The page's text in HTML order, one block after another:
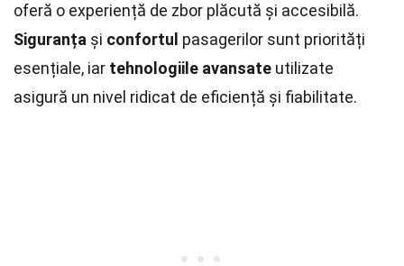
oferă o experiență de zbor plăcută și accesibilă.
Siguranța și confortul pasagerilor sunt priorități
esențiale, iar tehnologiile avansate utilizate
asigură un nivel ridicat de eficiență și fiabilitate.